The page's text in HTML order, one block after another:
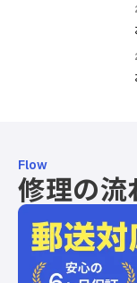
Flow
修理の流